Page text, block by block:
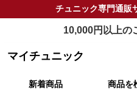
チュニック専門通販
10,000円以上の
マイチュニック
新着商品 商品を